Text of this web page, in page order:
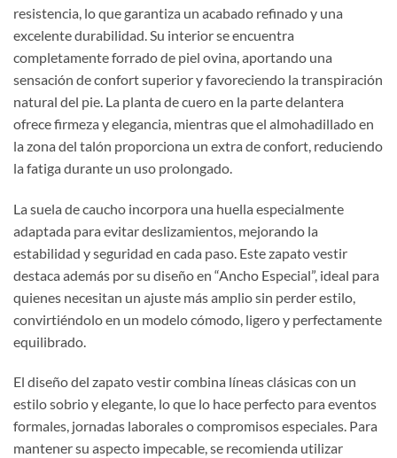
resistencia, lo que garantiza un acabado refinado y una
excelente durabilidad. Su interior se encuentra
completamente forrado de piel ovina, aportando una
sensación de confort superior y favoreciendo la transpiración
natural del pie. La planta de cuero en la parte delantera
ofrece firmeza y elegancia, mientras que el almohadillado en
la zona del talón proporciona un extra de confort, reduciendo
la fatiga durante un uso prolongado.
La suela de caucho incorpora una huella especialmente
adaptada para evitar deslizamientos, mejorando la
estabilidad y seguridad en cada paso. Este zapato vestir
destaca además por su diseño en “Ancho Especial”, ideal para
quienes necesitan un ajuste más amplio sin perder estilo,
convirtiéndolo en un modelo cómodo, ligero y perfectamente
equilibrado.
El diseño del zapato vestir combina líneas clásicas con un
estilo sobrio y elegante, lo que lo hace perfecto para eventos
formales, jornadas laborales o compromisos especiales. Para
mantener su aspecto impecable, se recomienda utilizar